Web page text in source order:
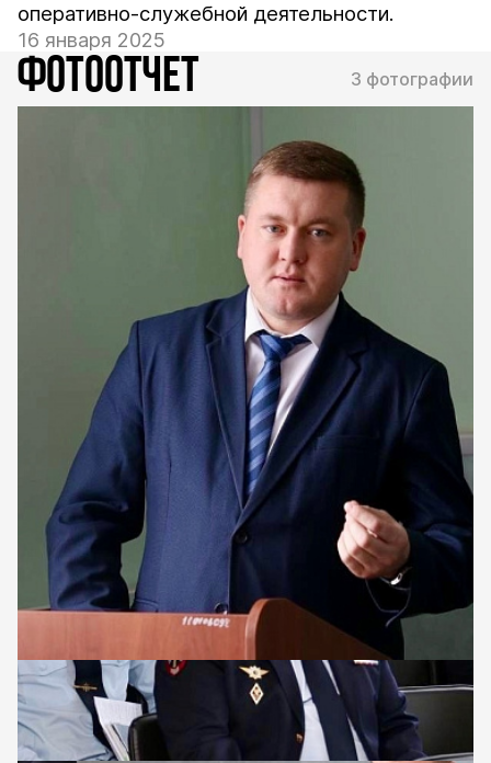
оперативно-служебной деятельности.
16 января 2025
ФОТООТЧЕТ 3 фотографии